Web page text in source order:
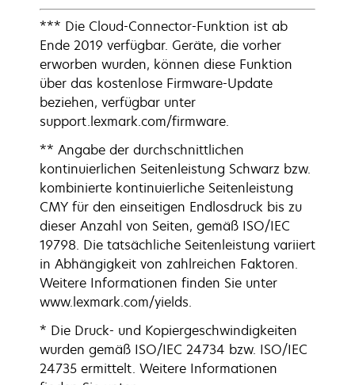
*** Die Cloud-Connector-Funktion ist ab
Ende 2019 verfügbar. Geräte, die vorher
erworben wurden, können diese Funktion
über das kostenlose Firmware-Update
beziehen, verfügbar unter
support.lexmark.com/firmware.
** Angabe der durchschnittlichen
kontinuierlichen Seitenleistung Schwarz bzw.
kombinierte kontinuierliche Seitenleistung
CMY für den einseitigen Endlosdruck bis zu
dieser Anzahl von Seiten, gemäß ISO/IEC
19798. Die tatsächliche Seitenleistung variiert
in Abhängigkeit von zahlreichen Faktoren.
Weitere Informationen finden Sie unter
www.lexmark.com/yields.
* Die Druck- und Kopiergeschwindigkeiten
wurden gemäß ISO/IEC 24734 bzw. ISO/IEC
24735 ermittelt. Weitere Informationen